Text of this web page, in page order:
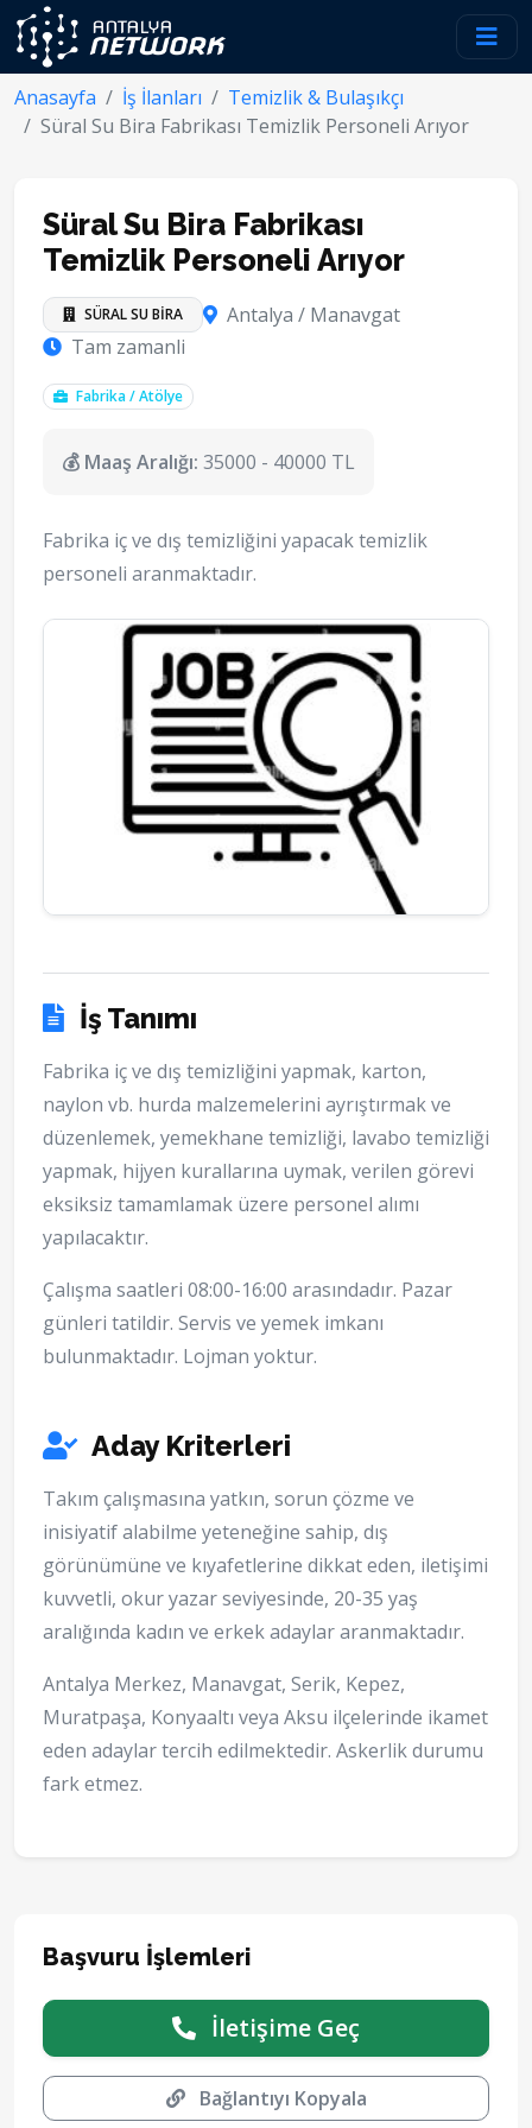
Anasayfa İş İlanları
Temizlik & Bulaşıkçı
Süral Su Bira Fabrikası Temizlik Personeli Arıyor
Süral Su Bira Fabrikası
Temizlik Personeli Arıyor
SÜRAL SU BİRA
Antalya / Manavgat
Tam zamanli
Fabrika / Atölye
💰 Maaş Aralığı: 35000 - 40000 TL
Fabrika iç ve dış temizliğini yapacak temizlik
personeli aranmaktadır.
İş Tanımı
Fabrika iç ve dış temizliğini yapmak, karton,
naylon vb. hurda malzemelerini ayrıştırmak ve
düzenlemek, yemekhane temizliği, lavabo temizliği
yapmak, hijyen kurallarına uymak, verilen görevi
eksiksiz tamamlamak üzere personel alımı
yapılacaktır.
Çalışma saatleri 08:00-16:00 arasındadır. Pazar
günleri tatildir. Servis ve yemek imkanı
bulunmaktadır. Lojman yoktur.
Aday Kriterleri
Takım çalışmasına yatkın, sorun çözme ve
inisiyatif alabilme yeteneğine sahip, dış
görünümüne ve kıyafetlerine dikkat eden, iletişimi
kuvvetli, okur yazar seviyesinde, 20-35 yaş
aralığında kadın ve erkek adaylar aranmaktadır.
Antalya Merkez, Manavgat, Serik, Kepez,
Muratpaşa, Konyaaltı veya Aksu ilçelerinde ikamet
eden adaylar tercih edilmektedir. Askerlik durumu
fark etmez.
Başvuru İşlemleri
İletişime Geç
Bağlantıyı Kopyala